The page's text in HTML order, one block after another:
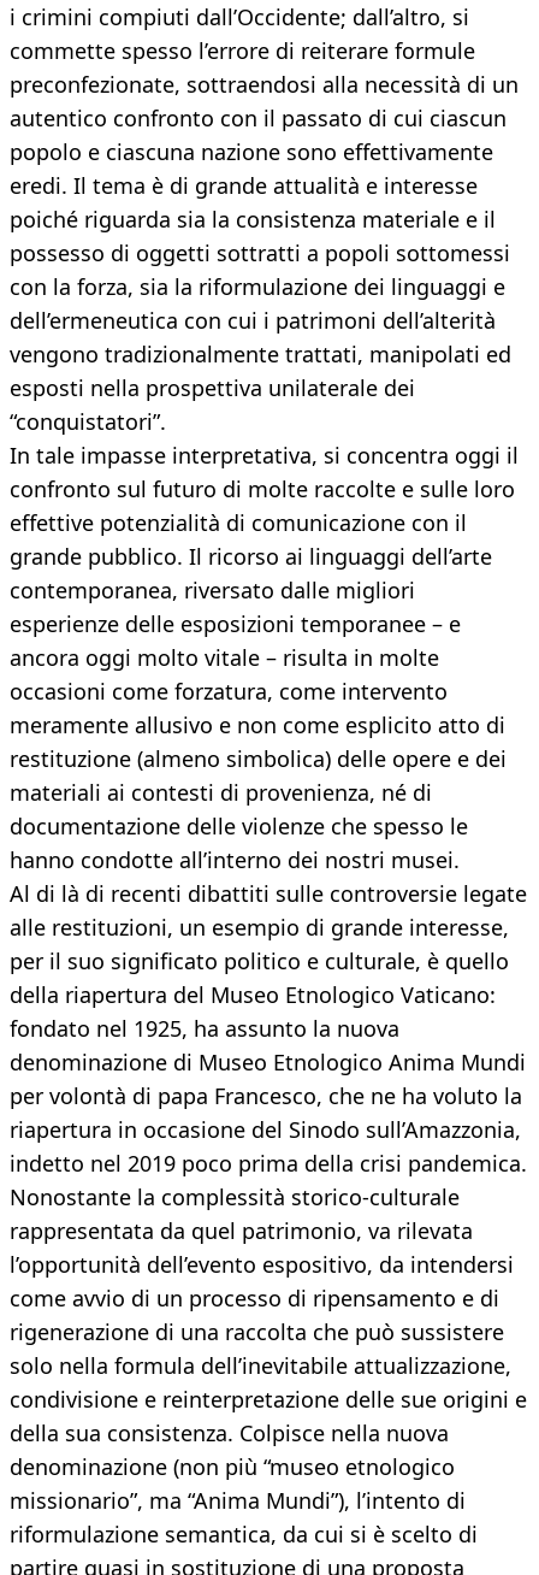
i crimini compiuti dall’Occidente; dall’altro, si
commette spesso l’errore di reiterare formule
preconfezionate, sottraendosi alla necessità di un
autentico confronto con il passato di cui ciascun
popolo e ciascuna nazione sono effettivamente
eredi. Il tema è di grande attualità e interesse
poiché riguarda sia la consistenza materiale e il
possesso di oggetti sottratti a popoli sottomessi
con la forza, sia la riformulazione dei linguaggi e
dell’ermeneutica con cui i patrimoni dell’alterità
vengono tradizionalmente trattati, manipolati ed
esposti nella prospettiva unilaterale dei
“conquistatori”.
In tale impasse interpretativa, si concentra oggi il
confronto sul futuro di molte raccolte e sulle loro
effettive potenzialità di comunicazione con il
grande pubblico. Il ricorso ai linguaggi dell’arte
contemporanea, riversato dalle migliori
esperienze delle esposizioni temporanee – e
ancora oggi molto vitale – risulta in molte
occasioni come forzatura, come intervento
meramente allusivo e non come esplicito atto di
restituzione (almeno simbolica) delle opere e dei
materiali ai contesti di provenienza, né di
documentazione delle violenze che spesso le
hanno condotte all’interno dei nostri musei.
Al di là di recenti dibattiti sulle controversie legate
alle restituzioni, un esempio di grande interesse,
per il suo significato politico e culturale, è quello
della riapertura del Museo Etnologico Vaticano:
fondato nel 1925, ha assunto la nuova
denominazione di Museo Etnologico Anima Mundi
per volontà di papa Francesco, che ne ha voluto la
riapertura in occasione del Sinodo sull’Amazzonia,
indetto nel 2019 poco prima della crisi pandemica.
Nonostante la complessità storico-culturale
rappresentata da quel patrimonio, va rilevata
l’opportunità dell’evento espositivo, da intendersi
come avvio di un processo di ripensamento e di
rigenerazione di una raccolta che può sussistere
solo nella formula dell’inevitabile attualizzazione,
condivisione e reinterpretazione delle sue origini e
della sua consistenza. Colpisce nella nuova
denominazione (non più “museo etnologico
missionario”, ma “Anima Mundi”), l’intento di
riformulazione semantica, da cui si è scelto di
partire quasi in sostituzione di una proposta